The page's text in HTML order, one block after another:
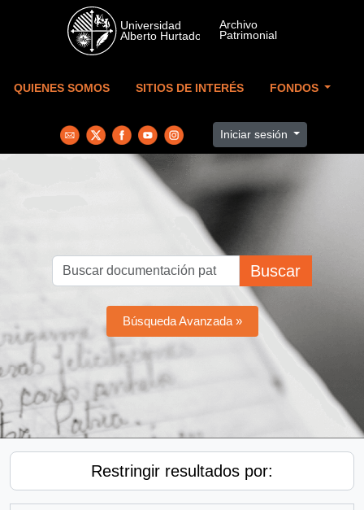
Skip to main content
QUIENES SOMOS SITIOS DE INTERÉS FONDOS
Iniciar sesión
Buscar
Búsqueda Avanzada »
Restringir resultados por: